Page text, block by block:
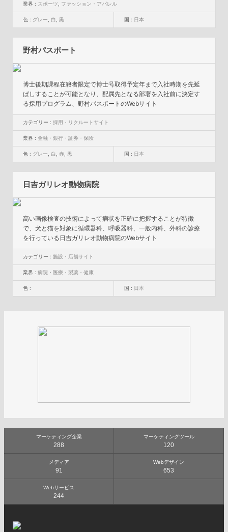
業界 : スポーツ ファッション・アパレル
色 : グレー ,白 ,黒 国 : 日本
野村パスポート
博士後期課程在籍者限定で博士号取得予定年まで入社時期を先延
ばしすることが可能となり、配属先となる部署を入社前に決定す
る採用プログラム、野村パスポートのWebサイト
カテゴリー :採用・リクルートサイト
業界 :金融・銀行・証券・保険
色 : グレー ,白 ,赤 ,黒 国 : 日本
日吉ガリレオ動物病院
高い画像検査の技術によって病状を正確に把握することが特徴
で、犬と猫を対象に循環器科、呼吸器科、一般内科、外科の診療
を行っている日吉ガリレオ動物病院のWebサイト
カテゴリー :施設・店舗サイト
業界 :病院・医療・製薬・健康
色 : 国 : 日本
マーケティング企業
288
マーケティングツール
120
メディア
91
Webデザイン
653
Webサービス
244